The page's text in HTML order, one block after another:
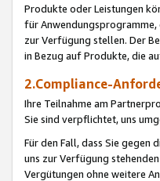
Produkte oder Leistungen
für
zur Verfügung stellen. Der
in Bezug auf Produkte, die
2.Compliance-
Ihre Teilnahme am
Sie sind verpflichtet, uns
Für den Fall, dass Sie
uns zur Verfügung
Vergütungen ohne weitere